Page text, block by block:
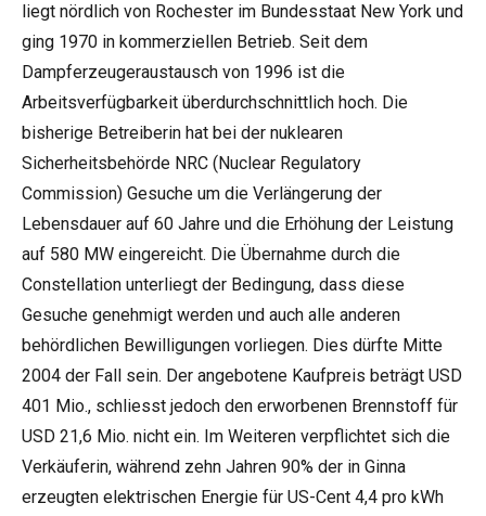
liegt nördlich von Rochester im Bundesstaat New York und
ging 1970 in kommerziellen Betrieb. Seit dem
Dampferzeugeraustausch von 1996 ist die
Arbeitsverfügbarkeit überdurchschnittlich hoch. Die
bisherige Betreiberin hat bei der nuklearen
Sicherheitsbehörde NRC (Nuclear Regulatory
Commission) Gesuche um die Verlängerung der
Lebensdauer auf 60 Jahre und die Erhöhung der Leistung
auf 580 MW eingereicht. Die Übernahme durch die
Constellation unterliegt der Bedingung, dass diese
Gesuche genehmigt werden und auch alle anderen
behördlichen Bewilligungen vorliegen. Dies dürfte Mitte
2004 der Fall sein. Der angebotene Kaufpreis beträgt USD
401 Mio., schliesst jedoch den erworbenen Brennstoff für
USD 21,6 Mio. nicht ein. Im Weiteren verpflichtet sich die
Verkäuferin, während zehn Jahren 90% der in Ginna
erzeugten elektrischen Energie für US-Cent 4,4 pro kWh